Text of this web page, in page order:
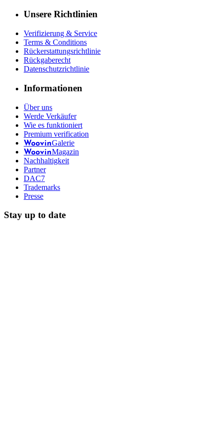
Unsere Richtlinien
Verifizierung & Service
Terms & Conditions
Rückerstattungsrichtlinie
Rückgaberecht
Datenschutzrichtlinie
Informationen
Über uns
Werde Verkäufer
Wie es funktioniert
Premium verification
WoovinGalerie
WoovinMagazin
Nachhaltigkeit
Partner
DAC7
Trademarks
Presse
Stay up to date